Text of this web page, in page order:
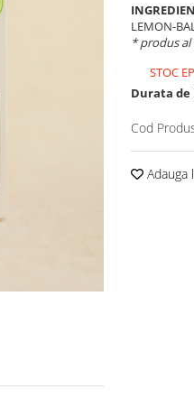
LEMON-
* produs al
STOC
Durata
Cod
Adauga